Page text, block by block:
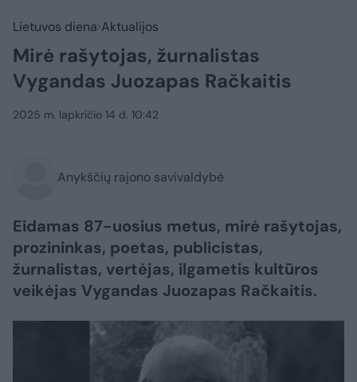
Lietuvos diena Aktualijos
Mirė rašytojas, žurnalistas
Vygandas Juozapas Račkaitis
2025 m. lapkričio 14 d. 10:42
Anykščių rajono savivaldybė
Eidamas 87-uosius metus, mirė rašytojas,
prozininkas, poetas, publicistas,
žurnalistas, vertėjas, ilgametis kultūros
veikėjas Vygandas Juozapas Račkaitis.